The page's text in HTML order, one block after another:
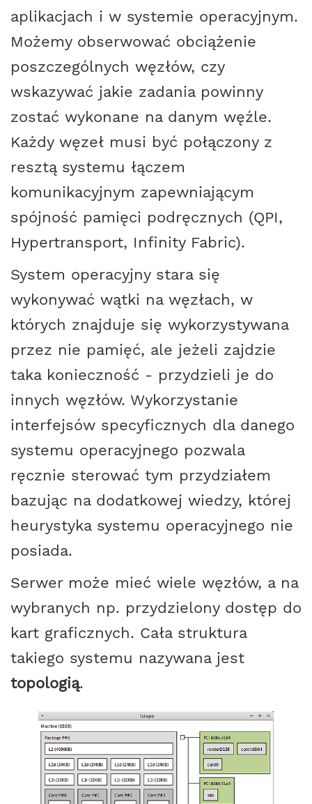
aplikacjach i w systemie operacyjnym.
Możemy obserwować obciążenie
poszczególnych węzłów, czy
wskazywać jakie zadania powinny
zostać wykonane na danym węźle.
Każdy węzeł musi być połączony z
resztą systemu łączem
komunikacyjnym zapewniającym
spójność pamięci podręcznych (QPI,
Hypertransport, Infinity Fabric).
System operacyjny stara się
wykonywać wątki na węzłach, w
których znajduje się wykorzystywana
przez nie pamięć, ale jeżeli zajdzie
taka konieczność - przydzieli je do
innych węzłów. Wykorzystanie
interfejsów specyficznych dla danego
systemu operacyjnego pozwala
ręcznie sterować tym przydziałem
bazując na dodatkowej wiedzy, której
heurystyka systemu operacyjnego nie
posiada.
Serwer może mieć wiele węzłów, a na
wybranych np. przydzielony dostęp do
kart graficznych. Cała struktura
takiego systemu nazywana jest
topologią.